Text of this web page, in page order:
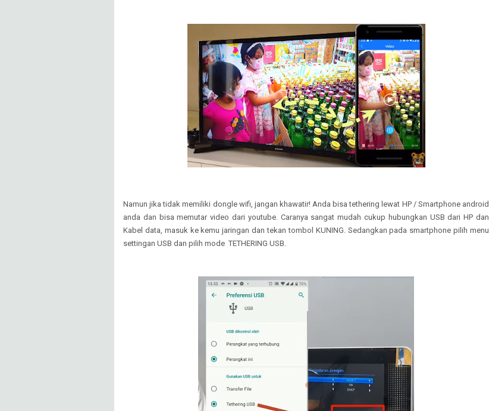
Namun jika tidak memiliki dongle wifi, jangan khawatir! Anda bisa tethering lewat HP / Smartphone android
anda dan bisa memutar video dari youtube. Caranya sangat mudah cukup hubungkan USB dari HP dan
Kabel data, masuk ke kemu jaringan dan tekan tombol KUNING. Sedangkan pada smartphone pilih menu
settingan USB dan pilih mode TETHERING USB.